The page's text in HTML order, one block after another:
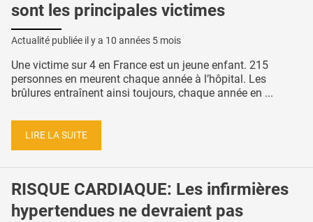
sont les principales victimes
Actualité publiée il y a 10 années 5 mois
Une victime sur 4 en France est un jeune enfant. 215
personnes en meurent chaque année à l’hôpital. Les
brûlures entraînent ainsi toujours, chaque année en ...
LIRE LA SUITE
RISQUE CARDIAQUE: Les infirmières
hypertendues ne devraient pas